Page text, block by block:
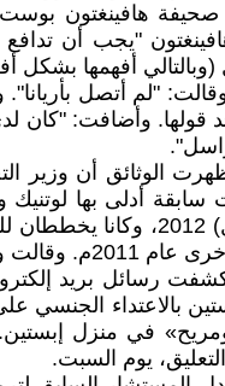
هافينغتون
"يجب أن
أفهمها بشكل
"لم أتصل
قولها. وأضافت: "كان
أظهرت الوثائق أن
أدلى بها لوتنيك
ديسمبر (كانون
بحضور زوجته، ولم يُتهم قط بارتكاب أي مخالفة".
رسائل بريد
في منزل
يوم السبت.